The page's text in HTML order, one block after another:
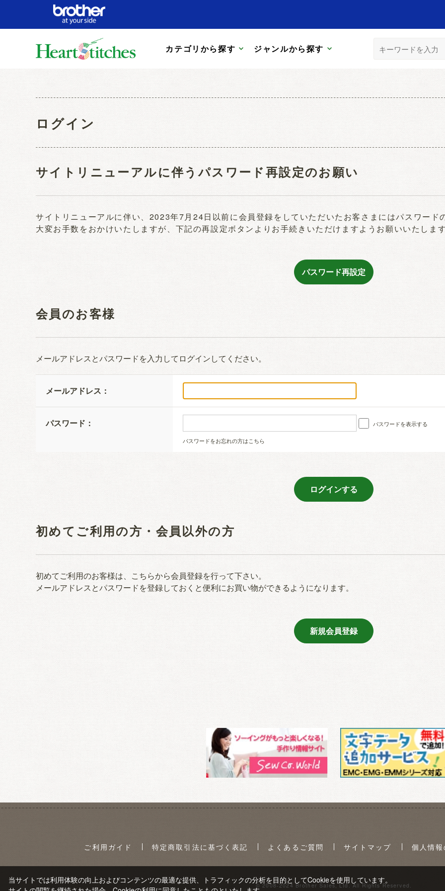
カテゴリから探す ジャンルから探す
ログイン
サイトリニューアルに伴うパスワード再設定のお願い
サイトリニューアルに伴い、2023年7月24日以前に会員登録をしていただいたお客さまにはパスワード
大変お手数をおかけいたしますが、下記の再設定ボタンよりお手続きいただけますようお願いいたしま
会員のお客様
メールアドレスとパスワードを入力してログインしてください。
メールアドレス：
パスワード： パスワードを表示する
パスワードをお忘れの方はこちら
初めてご利用の方・会員以外の方
初めてご利用のお客様は、こちらから会員登録を行って下さい。
メールアドレスとパスワードを登録しておくと便利にお買い物ができるようになります。
ご利用ガイド 特定商取引法に基づく表記 よくあるご質問 サイトマップ 個人情
© 2008-2024 Brother Sales, Ltd. All Rights Reserved.
当サイトでは利用体験の向上およびコンテンツの最適な提供、トラフィックの分析を目的としてCookieを使用しています。